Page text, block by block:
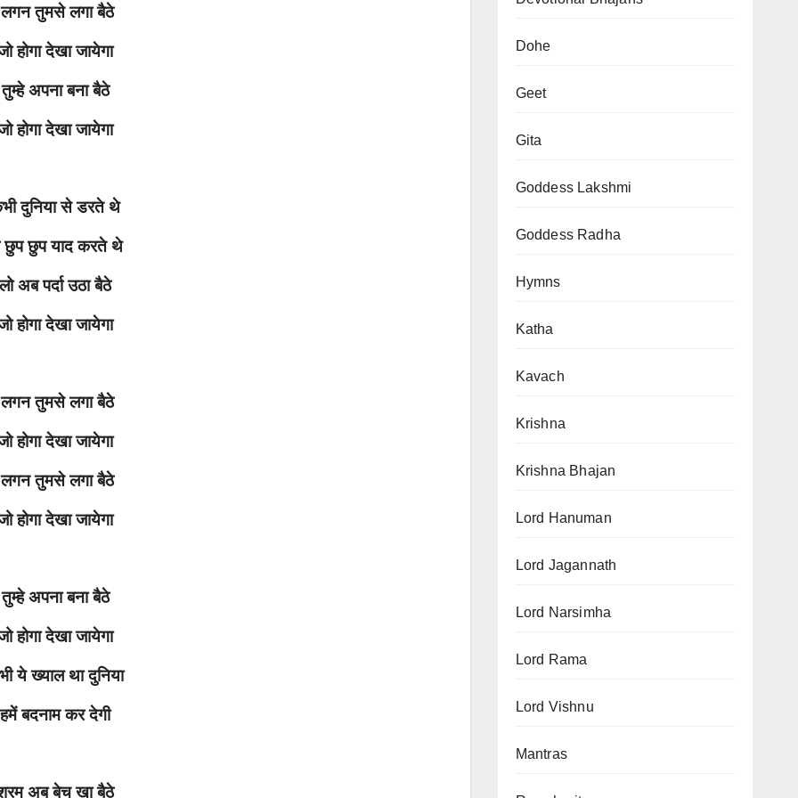
लगन तुमसे लगा बैठे
होगा देखा जायेगा
तुम्हे अपना बना बैठे
होगा देखा जायेगा
दुनिया से डरते थे
छुप याद करते थे
लो अब पर्दा उठा बैठे
होगा देखा जायेगा
लगन तुमसे लगा बैठे
होगा देखा जायेगा
लगन तुमसे लगा बैठे
होगा देखा जायेगा
तुम्हे अपना बना बैठे
होगा देखा जायेगा
ये ख्याल था दुनिया
हमें बदनाम कर देगी
अब बेच खा बैठे
Dohe
Geet
Gita
Goddess Lakshmi
Goddess Radha
Hymns
Katha
Kavach
Krishna
Krishna Bhajan
Lord Hanuman
Lord Jagannath
Lord Narsimha
Lord Rama
Lord Vishnu
Mantras